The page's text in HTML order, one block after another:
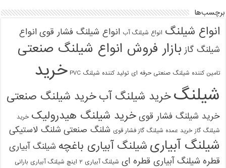
برچسب‌ها
انواع شیلنگ انواع شیلنگ آب انواع شیلنگ فشار قوی انواع
شیلنگ گاز بازار فروش انواع شیلنگ صنعتی
تامین کننده شیلنگ صنعتی حرفه ای تولید کننده شیلنگ PVC
خرید
شیلنگخرید شیلنگ آبخرید شیلنگ صنعتی
خرید شیلنگ فشار قوی خرید شیلنگ هیدرولیک خرید
شیلنگ گاز خرید عمده شیلنگ گاز فشار قوی شلنگ صنعتی شلنگ لاستیکی
شیلنگ آبیاری شیلنگ آبیاری باغچه شیلنگ آبیاری
قطره شیلنگ آبیاری قطره ای شیلنگ آبیاری ۲ اینچ شیلنگ آبیاری بارانی